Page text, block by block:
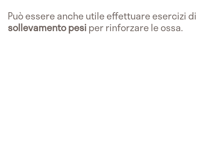
Può essere anche utile effettuare esercizi di
sollevamento pesi per rinforzare le ossa.